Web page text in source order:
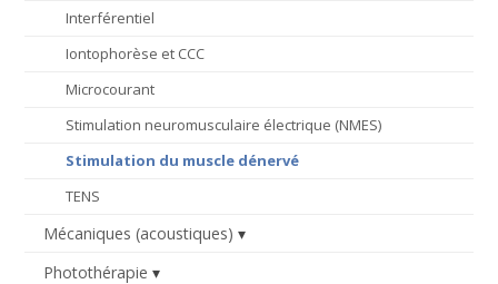
Interférentiel
Iontophorèse et CCC
Microcourant
Stimulation neuromusculaire électrique (NMES)
Stimulation du muscle dénervé
TENS
Mécaniques (acoustiques)
Photothérapie